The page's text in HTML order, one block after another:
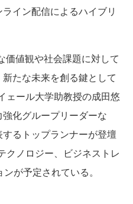
イン配信によるハイブリ
値観や社会課題に対して
たな未来を創る鍵として
ェール大学助教授の成田悠
化グループリーダーな
るトップランナーが登壇
クノロジー、ビジネストレ
が予定されている。